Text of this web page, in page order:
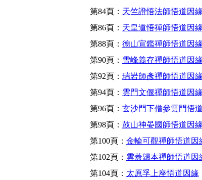
第84頁： 天竺證悟法師悟道因緣
第86頁： 天皇道悟禪師悟道因緣
第88頁： 德山宣鑑禪師悟道因緣
第90頁： 雪峰義存禪師悟道因緣
第92頁： 瑞岩師彥禪師悟道因緣
第94頁： 雲門文偃禪師悟道因緣
第96頁： 玄沙門下僧參雲門悟
第98頁： 鼓山神晏國師悟道因緣
第100頁： 金輪可觀禪師悟道因
第102頁： 雲蓋歸本禪師悟道因
第104頁： 太原孚上座悟道因緣